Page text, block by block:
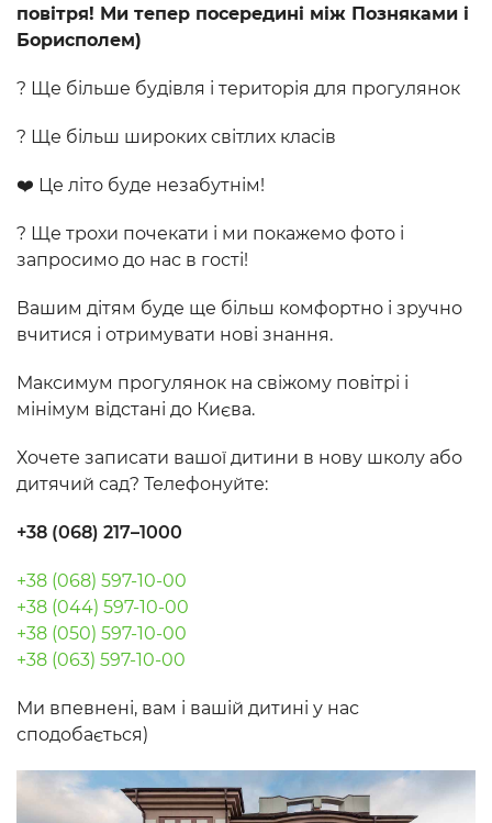
повітря! Ми тепер посередині між Позняками і
Борисполем)
? Ще більше будівля і територія для прогулянок
? Ще більш широких світлих класів
❤️ Це літо буде незабутнім!
? Ще трохи почекати і ми покажемо фото і
запросимо до нас в гості!
Вашим дітям буде ще більш комфортно і зручно
вчитися і отримувати нові знання.
Максимум прогулянок на свіжому повітрі і
мінімум відстані до Києва.
Хочете записати вашої дитини в нову школу або
дитячий сад? Телефонуйте:
+38 (068) 217–1000
+38 (068) 597-10-00
+38 (044) 597-10-00
+38 (050) 597-10-00
+38 (063) 597-10-00
Ми впевнені, вам і вашій дитині у нас
сподобається)